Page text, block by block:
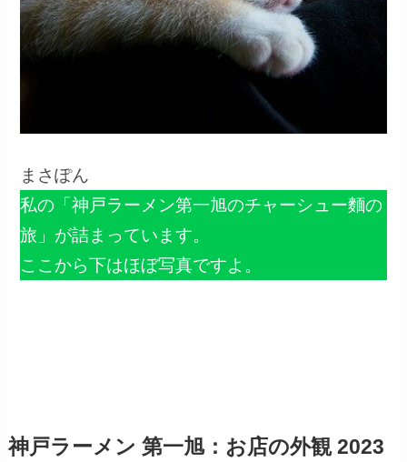
まさぽん
私の「神戸ラーメン第一旭のチャーシュー麵の
旅」が詰まっています。
ここから下はほぼ写真ですよ。
神戸ラーメン 第一旭：お店の外観 2023